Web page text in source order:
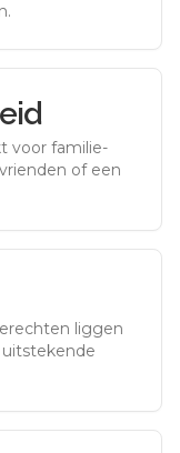
voor familie-
of een
liggen
uitstekende